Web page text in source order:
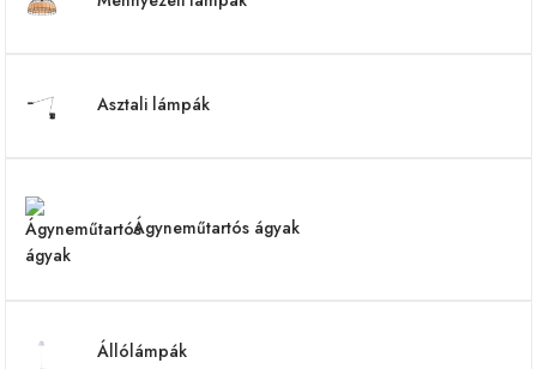
Asztali lámpák
Ágyneműtartós ágyak
Állólámpák